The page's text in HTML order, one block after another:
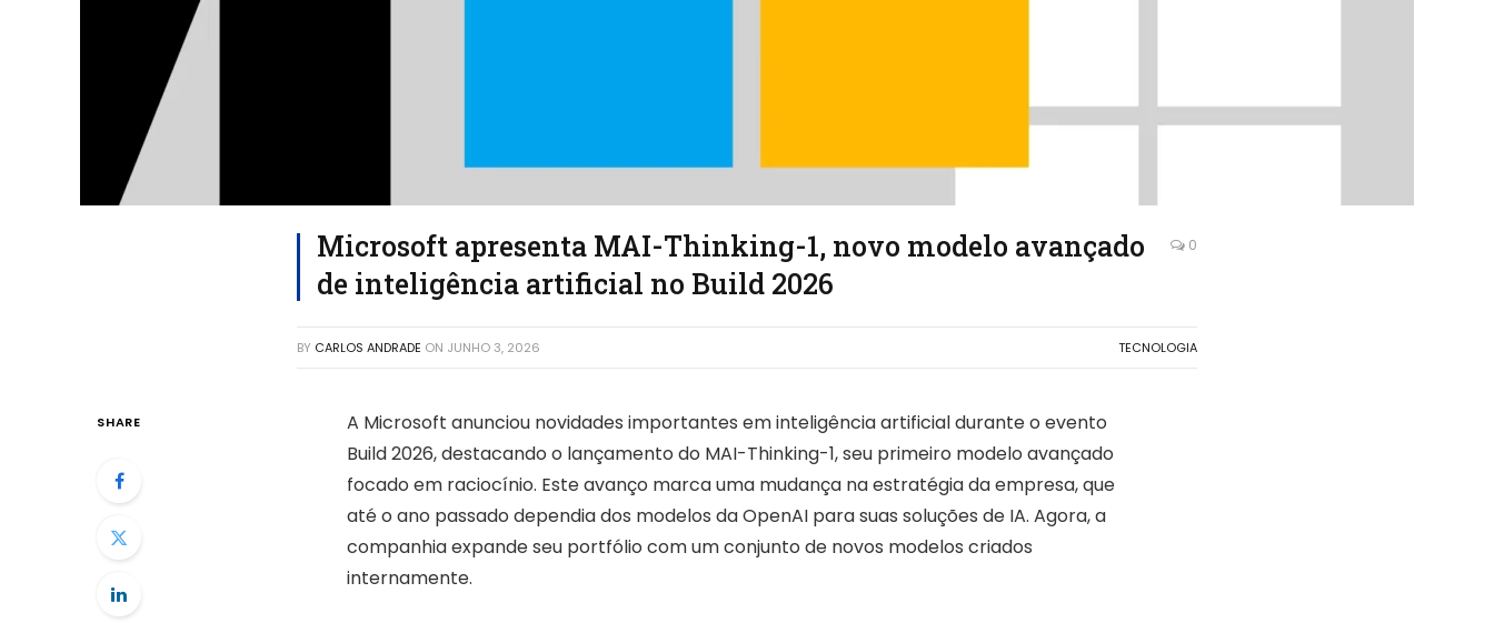
Microsoft apresenta MAI-Thinking-1, novo modelo avançado
de inteligência artificial no Build 2026
0
BY CARLOS ANDRADE ON JUNHO 3, 2026 TECNOLOGIA
SHARE
A Microsoft anunciou novidades importantes em inteligência artificial durante o evento
Build 2026, destacando o lançamento do MAI-Thinking-1, seu primeiro modelo avançado
focado em raciocínio. Este avanço marca uma mudança na estratégia da empresa, que
até o ano passado dependia dos modelos da OpenAI para suas soluções de IA. Agora, a
companhia expande seu portfólio com um conjunto de novos modelos criados
internamente.